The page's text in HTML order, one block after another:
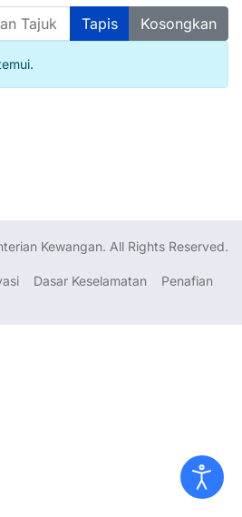
Tapis Kosongkan
Kewangan. All Rights Reserved.
Dasar Keselamatan
Penafian